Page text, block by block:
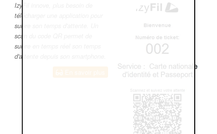
IzyFil innove, plus besoin de
télécharger une application pour
suivre son temps d'attente. Un
scan du code QR permet de
suivre en temps réel son temps
d'attente depuis son smartphone.